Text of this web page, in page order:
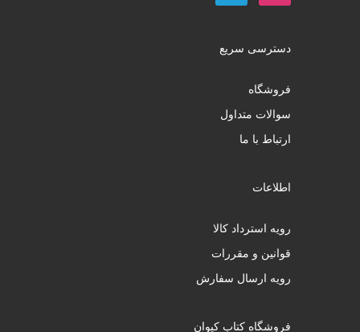
دسترسی سریع
فروشگاه
سوالات متداول
ارتباط با ما
اطلاعات
رویه استرداد کالا
قوانین و مقررات
رویه ارسال سفارش
فروشگاه کتاب کیوان